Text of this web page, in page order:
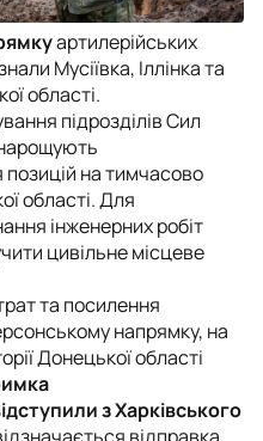
артилерійських
Мусіївка, Іллінка та
області.
підрозділів Сил
на тимчасово
області. Для
інженерних робіт
цивільне місцеве
та посилення
напрямку, на
Донецької області
з Харківського